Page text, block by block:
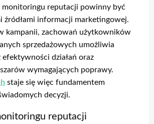
monitoringu reputacji powinny być
źródłami informacji marketingowej.
kampanii, zachowań użytkowników
sprzedażowych umożliwia
efektywności działań oraz
wymagających poprawy.
staje się więc fundamentem
decyzji.
reputacji